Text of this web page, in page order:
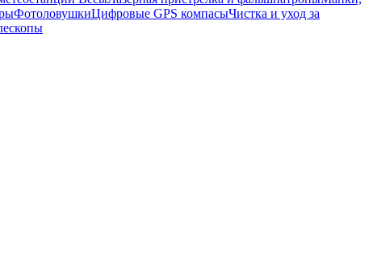
ФотоловушкиЦифровые GPS компасыЧистка и уход за